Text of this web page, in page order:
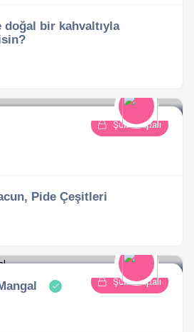
bir kahvaltıyla
Şuan Kapalı
Pide Çeşitleri
Şuan Kapalı